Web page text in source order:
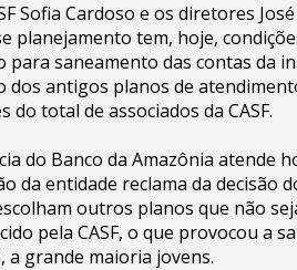
Sofia Cardoso e os diretores
planejamento tem, hoje,
para saneamento das contas da
dos antigos planos de
do total de associados da CASF.
do Banco da Amazônia atende
da entidade reclama da decisão
outros planos que não
pela CASF, o que provocou a
a grande maioria jovens.